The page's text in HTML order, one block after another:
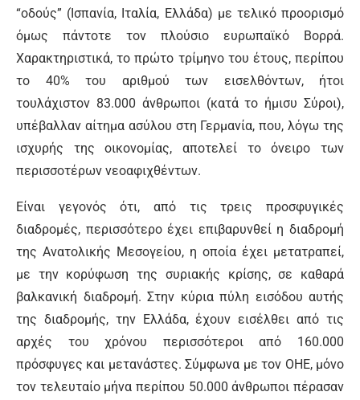
“οδούς” (Ισπανία, Ιταλία, Ελλάδα) με τελικό προορισμό
όμως πάντοτε τον πλούσιο ευρωπαϊκό Βορρά.
Χαρακτηριστικά, το πρώτο τρίμηνο του έτους, περίπου
το 40% του αριθμού των εισελθόντων, ήτοι
τουλάχιστον 83.000 άνθρωποι (κατά το ήμισυ Σύροι),
υπέβαλλαν αίτημα ασύλου στη Γερμανία, που, λόγω της
ισχυρής της οικονομίας, αποτελεί το όνειρο των
περισσοτέρων νεοαφιχθέντων.
Είναι γεγονός ότι, από τις τρεις προσφυγικές
διαδρομές, περισσότερο έχει επιβαρυνθεί η διαδρομή
της Ανατολικής Μεσογείου, η οποία έχει μετατραπεί,
με την κορύφωση της συριακής κρίσης, σε καθαρά
βαλκανική διαδρομή. Στην κύρια πύλη εισόδου αυτής
της διαδρομής, την Ελλάδα, έχουν εισέλθει από τις
αρχές του χρόνου περισσότεροι από 160.000
πρόσφυγες και μετανάστες. Σύμφωνα με τον ΟΗΕ, μόνο
τον τελευταίο μήνα περίπου 50.000 άνθρωποι πέρασαν